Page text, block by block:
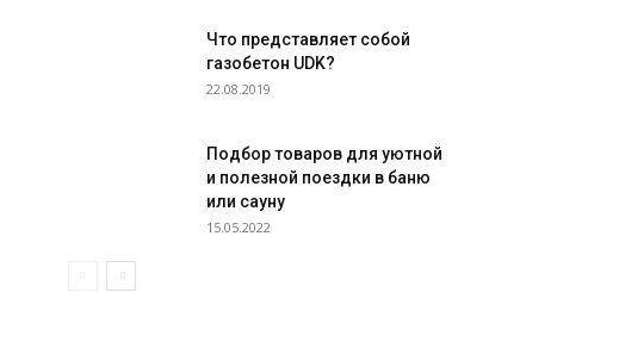
Что представляет собой
газобетон UDK?
22.08.2019
Подбор товаров для уютной
и полезной поездки в баню
или сауну
15.05.2022